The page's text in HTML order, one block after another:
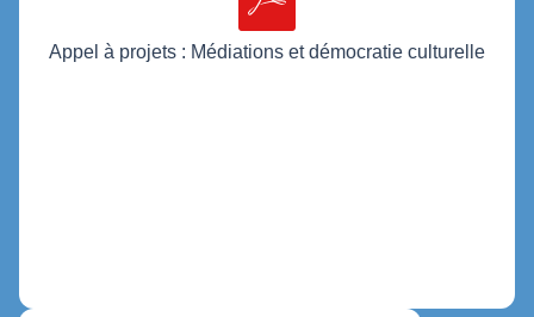
Appel à projets : Médiations et démocratie culturelle